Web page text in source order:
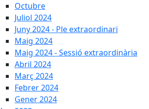
Octubre
Juliol 2024
Juny 2024 - Ple extraordinari
Maig 2024
Maig 2024 - Sessió extraordinària
Abril 2024
Març 2024
Febrer 2024
Gener 2024